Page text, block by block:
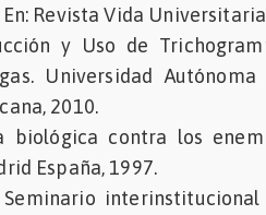
Revista Vida
y Uso de
Universidad
2010.
biológica contra los
España, 1997.